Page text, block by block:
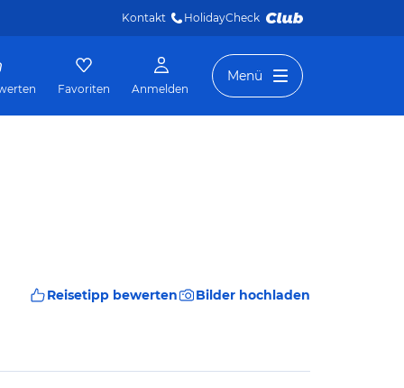
Kontakt HolidayCheck
Favoriten Anmelden
Menü
Reisetipp bewerten Bilder hochladen